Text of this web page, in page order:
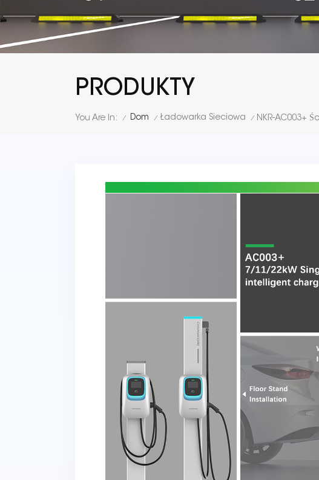
PRODUKTY
You Are In: / Dom / Ładowarka Sieciowa /